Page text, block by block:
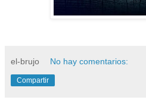
el-brujo No hay comentarios:
Compartir